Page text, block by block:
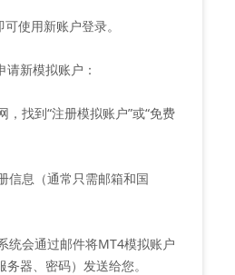
使用新账户登录。
新模拟账户：
找到“注册模拟账户”或“免费
息（通常只需邮箱和国
会通过邮件将MT4模拟账户
器、密码）发送给您。